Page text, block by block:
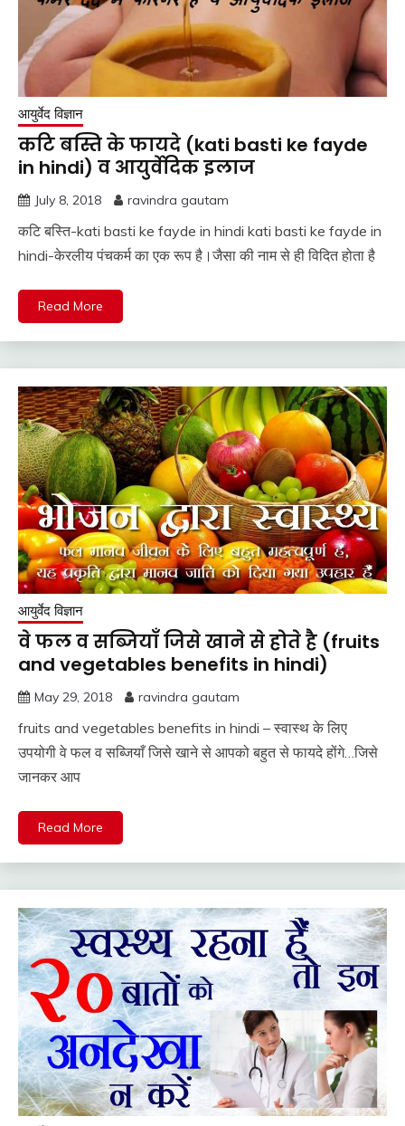
आयुर्वेद विज्ञान
कटि बस्ति के फायदे (kati basti ke fayde
in hindi) व आयुर्वेदिक इलाज
July 8, 2018 ravindra gautam
कटि बस्ति-kati basti ke fayde in hindi kati basti ke fayde in
hindi-केरलीय पंचकर्म का एक रूप है।जैसा की नाम से ही विदित होता है
Read More
आयुर्वेद विज्ञान
वे फल व सब्जियाँ जिसे खाने से होते है (fruits
and vegetables benefits in hindi)
May 29, 2018 ravindra gautam
fruits and vegetables benefits in hindi – स्वास्थ के लिए
उपयोगी वे फल व सब्जियाँ जिसे खाने से आपको बहुत से फायदे होंगे…जिसे
जानकर आप
Read More